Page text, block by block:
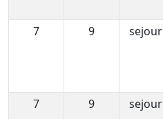
7
9 sejour
7
9 sejour